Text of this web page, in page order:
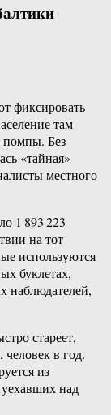
фиксировать
там
помпы. Без
«тайная»
местного
1 893 223
на тот
используются
буклетах,
наблюдателей,
стареет,
в год.
из
над